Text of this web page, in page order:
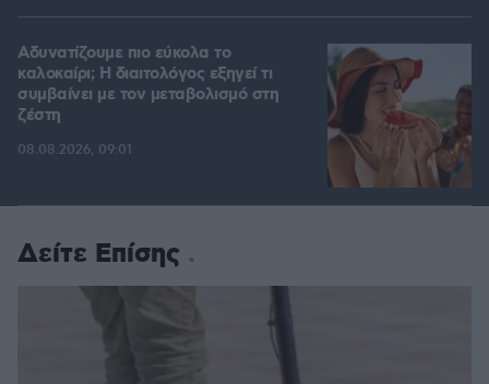
Αδυνατίζουμε πιο εύκολα το
καλοκαίρι; Η διαιτολόγος εξηγεί τι
συμβαίνει με τον μεταβολισμό στη
ζέστη
08.08.2026, 09:01
Δείτε Επίσης